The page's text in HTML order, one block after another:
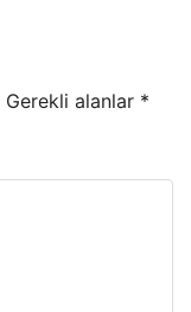
Gerekli alanlar *